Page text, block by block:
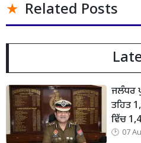
Related Posts
ਜਲੰਧਰ
ਤਹਿਤ
ਵਿੱਚ
07